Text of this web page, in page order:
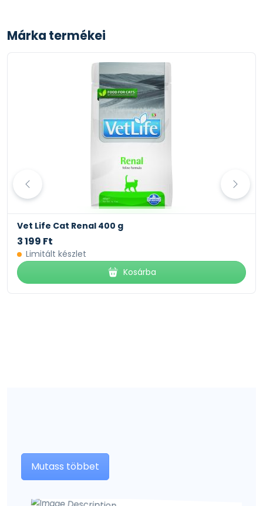
Márka termékei
Vet Life Cat Renal 400 g
3 199 Ft
Limitált készlet
Kosárba
Mutass többet